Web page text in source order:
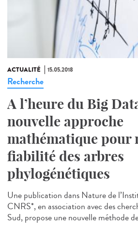
ACTUALITÉ 15.05.2018
Recherche
A l’heure du Big
nouvelle approche
mathématique pour
fiabilité des arbres
phylogénétiques
Une publication dans Nature de
CNRS*, en association avec des
Sud, propose une nouvelle méthode